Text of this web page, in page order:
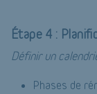
Étape 4 :
Définir un
Phases de